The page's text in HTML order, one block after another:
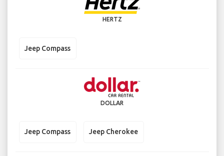
HERTZ
Jeep Compass
DOLLAR
Jeep Compass Jeep Cherokee